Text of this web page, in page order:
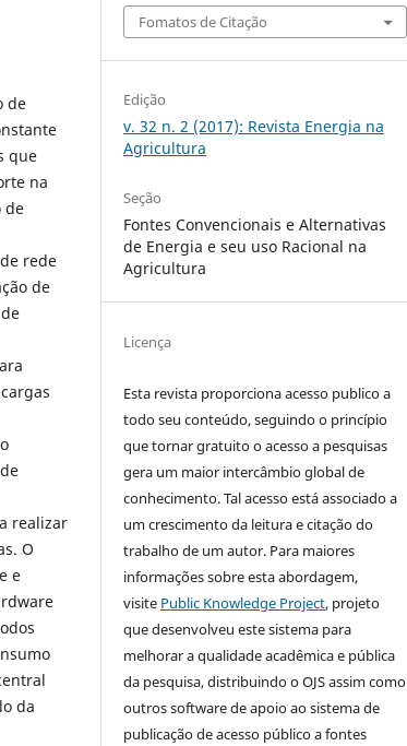
de
que
na
de
rede
de
realizar
O
e
da
Fomatos de Citação
Edição
v. 32 n. 2 (2017): Revista Energia na
Agricultura
Seção
Fontes Convencionais e Alternativas
de Energia e seu uso Racional na
Agricultura
Licença
Esta revista proporciona acesso publico a
todo seu conteúdo, seguindo o princípio
que tornar gratuito o acesso a pesquisas
gera um maior intercâmbio global de
conhecimento. Tal acesso está associado a
um crescimento da leitura e citação do
trabalho de um autor. Para maiores
informações sobre esta abordagem,
visite Public Knowledge Project, projeto
que desenvolveu este sistema para
melhorar a qualidade acadêmica e pública
da pesquisa, distribuindo o OJS assim como
outros software de apoio ao sistema de
publicação de acesso público a fontes